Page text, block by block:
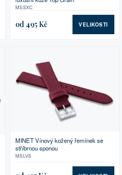
MSSXC
od 495 Kč VELIKOSTI
MINET Vínový kožený řemínek se
stříbrnou sponou
MSLVS